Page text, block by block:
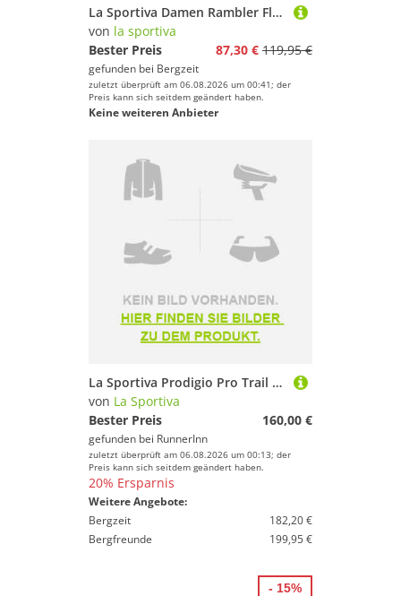
La Sportiva Damen Rambler Flannel Bluse
von la sportiva
Bester Preis
87,30 € 119,95 €
gefunden bei Bergzeit
zuletzt überprüft am 06.08.2026 um 00:41; der
Preis kann sich seitdem geändert haben.
Keine weiteren Anbieter
La Sportiva Prodigio Pro Trail Running Shoes Schwarz EU 42 Mann
von La Sportiva
Bester Preis
160,00 €
gefunden bei RunnerInn
zuletzt überprüft am 06.08.2026 um 00:13; der
Preis kann sich seitdem geändert haben.
20% Ersparnis
Weitere Angebote:
Bergzeit
182,20 €
Bergfreunde
199,95 €
- 15%